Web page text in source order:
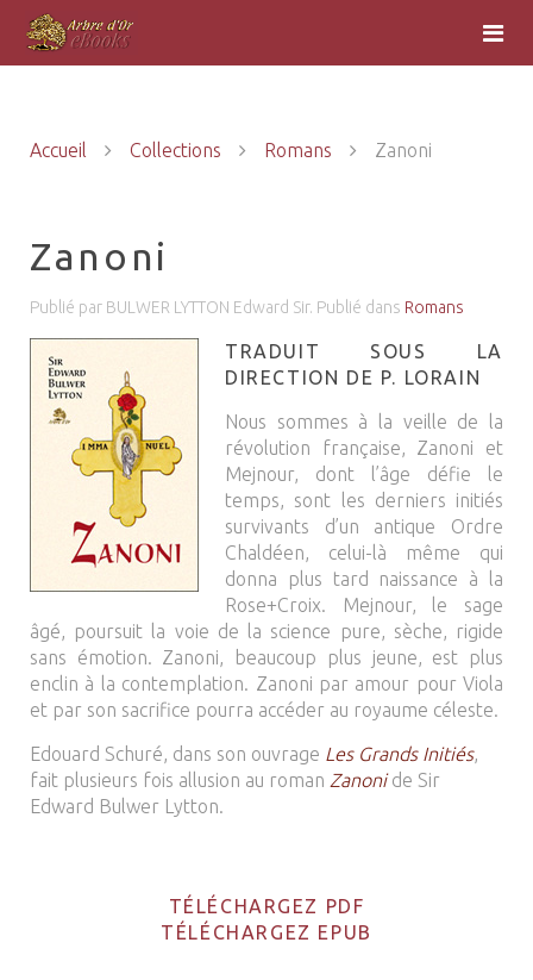
Accueil Collections Romans Zanoni
Zanoni
Publié par BULWER LYTTON Edward Sir. Publié dans Romans
TRADUIT SOUS LA
DIRECTION DE P. LORAIN
Nous sommes à la veille de la
révolution française, Zanoni et
Mejnour, dont l’âge défie le
temps, sont les derniers initiés
survivants d’un antique Ordre
Chaldéen, celui-là même qui
donna plus tard naissance à la
Rose+Croix. Mejnour, le sage
âgé, poursuit la voie de la science pure, sèche, rigide
sans émotion. Zanoni, beaucoup plus jeune, est plus
enclin à la contemplation. Zanoni par amour pour Viola
et par son sacrifice pourra accéder au royaume céleste.
Edouard Schuré, dans son ouvrage Les Grands Initiés,
fait plusieurs fois allusion au roman Zanonide Sir
Edward Bulwer Lytton.
TÉLÉCHARGEZ PDF
TÉLÉCHARGEZ EPUB